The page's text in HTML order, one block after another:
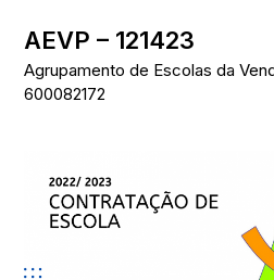
content
AEVP – 121423
Agrupamento de Escolas da
600082172